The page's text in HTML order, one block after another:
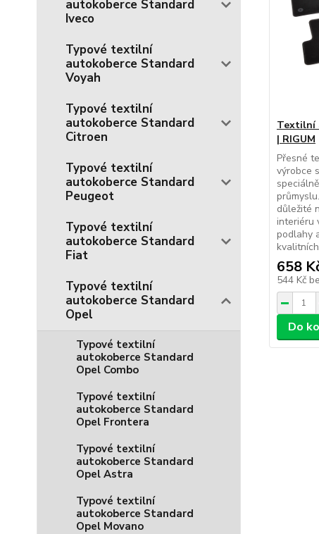
autokoberce Standard
Iveco
Typové textilní
autokoberce Standard
Voyah
Typové textilní
autokoberce Standard
Citroen
Typové textilní
autokoberce Standard
Peugeot
Typové textilní
autokoberce Standard
Fiat
Typové textilní
autokoberce Standard
Opel
Typové textilní
autokoberce Standard
Opel Combo
Typové textilní
autokoberce Standard
Opel Frontera
Typové textilní
autokoberce Standard
Opel Astra
Typové textilní
autokoberce Standard
Opel Movano
Textilní
| RIGUM
Přesné
výrobce
důležité
interiéru
podlahy
658
544 Kč
Do